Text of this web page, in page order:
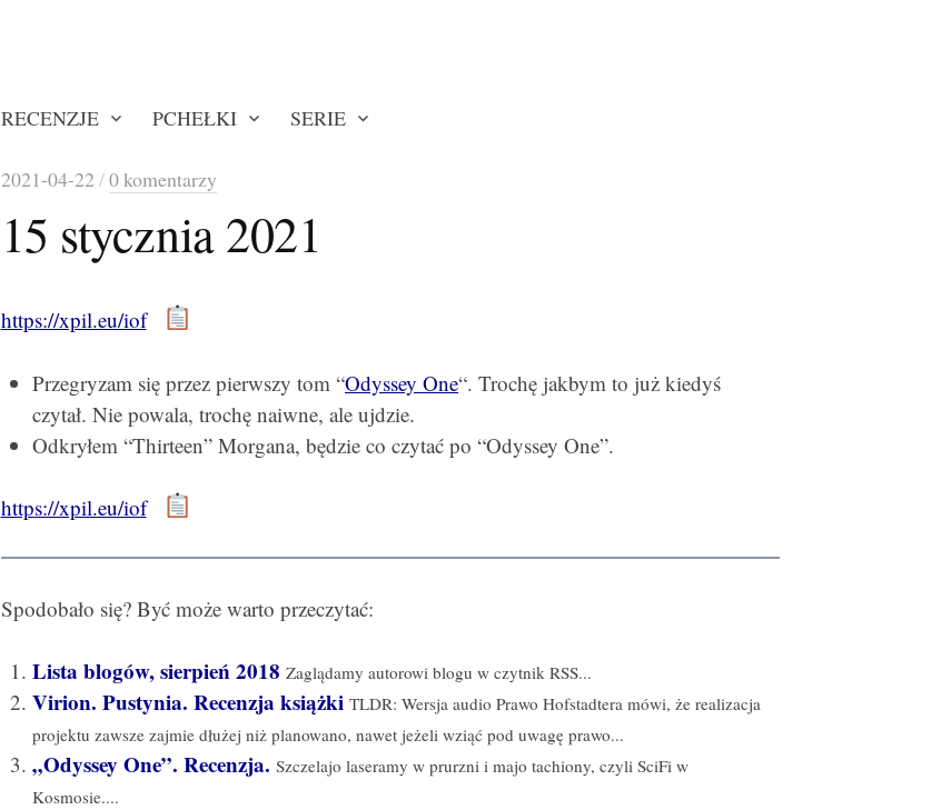
RECENZJE PCHEŁKI SERIE
2021-04-22 /0 komentarzy
15 stycznia 2021
https://xpil.eu/iof
Przegryzam się przez pierwszy tom “Odyssey One“. Trochę jakbym to już kiedyś
czytał. Nie powala, trochę naiwne, ale ujdzie.
Odkryłem “Thirteen” Morgana, będzie co czytać po “Odyssey One”.
https://xpil.eu/iof
Spodobało się? Być może warto przeczytać:
Lista blogów, sierpień 2018 Zaglądamy autorowi blogu w czytnik RSS...
Virion. Pustynia. Recenzja książki TLDR: Wersja audio Prawo Hofstadtera mówi, że realizacja
projektu zawsze zajmie dłużej niż planowano, nawet jeżeli wziąć pod uwagę prawo...
„Odyssey One”. Recenzja. Szczelajo laseramy w prurzni i majo tachiony, czyli SciFi w
Kosmosie....